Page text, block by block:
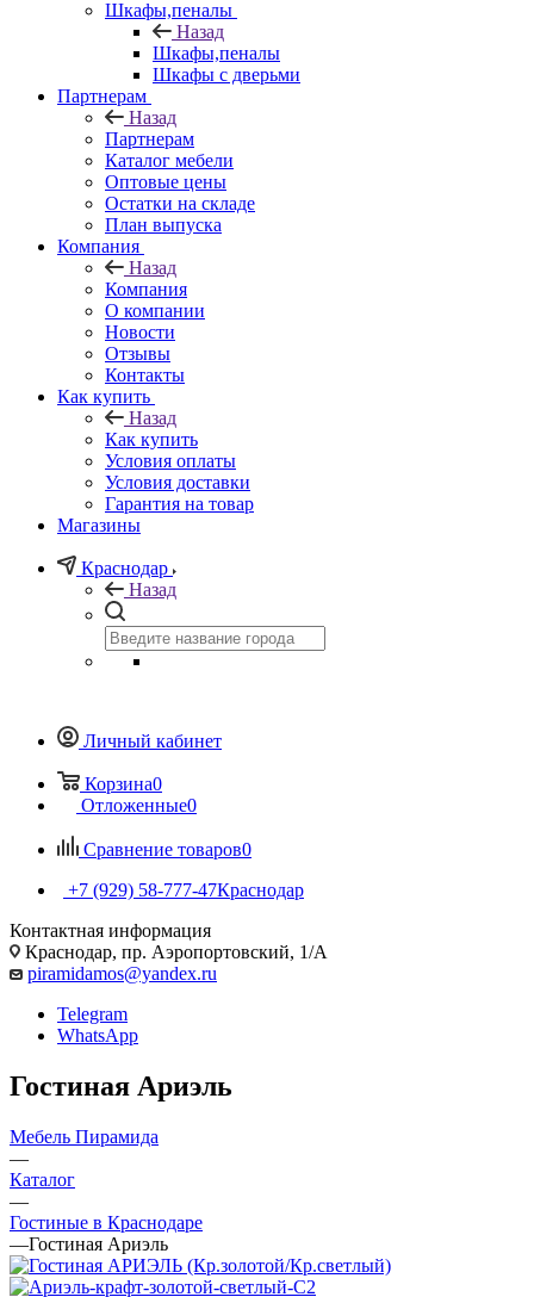
Шкафы,пеналы
Назад
Шкафы,пеналы
Шкафы с дверьми
Партнерам
Назад
Партнерам
Каталог мебели
Оптовые цены
Остатки на складе
План выпуска
Компания
Назад
Компания
О компании
Новости
Отзывы
Контакты
Как купить
Назад
Как купить
Условия оплаты
Условия доставки
Гарантия на товар
Магазины
Краснодар
Назад
Личный кабинет
Корзина0
Отложенные0
Сравнение товаров0
+7 (929) 58-777-47Краснодар
Контактная информация
Краснодар, пр. Аэропортовский, 1/А
piramidamos@yandex.ru
Telegram
WhatsApp
Гостиная Ариэль
Мебель Пирамида
—
Каталог
—
Гостиные в Краснодаре
—Гостиная Ариэль